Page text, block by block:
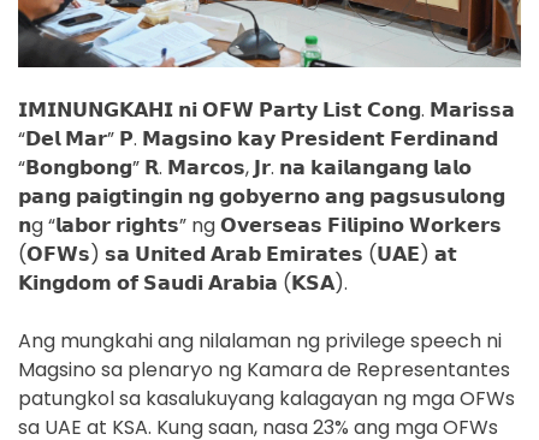
𝗜𝗠𝗜𝗡𝗨𝗡𝗚𝗞𝗔𝗛𝗜 𝗻𝗶 𝗢𝗙𝗪 𝗣𝗮𝗿𝘁𝘆 𝗟𝗶𝘀𝘁 𝗖𝗼𝗻𝗴. 𝗠𝗮𝗿𝗶𝘀𝘀𝗮
“𝗗𝗲𝗹 𝗠𝗮𝗿” 𝗣. 𝗠𝗮𝗴𝘀𝗶𝗻𝗼 𝗸𝗮𝘆 𝗣𝗿𝗲𝘀𝗶𝗱𝗲𝗻𝘁 𝗙𝗲𝗿𝗱𝗶𝗻𝗮𝗻𝗱
“𝗕𝗼𝗻𝗴𝗯𝗼𝗻𝗴” 𝗥. 𝗠𝗮𝗿𝗰𝗼𝘀, 𝗝𝗿. 𝗻𝗮 𝗸𝗮𝗶𝗹𝗮𝗻𝗴𝗮𝗻𝗴 𝗹𝗮𝗹𝗼
𝗽𝗮𝗻𝗴 𝗽𝗮𝗶𝗴𝘁𝗶𝗻𝗴𝗶𝗻 𝗻𝗴 𝗴𝗼𝗯𝘆𝗲𝗿𝗻𝗼 𝗮𝗻𝗴 𝗽𝗮𝗴𝘀𝘂𝘀𝘂𝗹𝗼𝗻𝗴
𝗻g “𝗹𝗮𝗯𝗼𝗿 𝗿𝗶𝗴𝗵𝘁𝘀” ng 𝗢𝘃𝗲𝗿𝘀𝗲𝗮𝘀 𝗙𝗶𝗹𝗶𝗽𝗶𝗻𝗼 𝗪𝗼𝗿𝗸𝗲𝗿𝘀
(𝗢𝗙𝗪𝘀) 𝘀𝗮 𝗨𝗻𝗶𝘁𝗲𝗱 𝗔𝗿𝗮𝗯 𝗘𝗺𝗶𝗿𝗮𝘁𝗲𝘀 (𝗨𝗔𝗘) 𝗮𝘁
𝗞𝗶𝗻𝗴𝗱𝗼𝗺 𝗼𝗳 𝗦𝗮𝘂𝗱𝗶 𝗔𝗿𝗮𝗯𝗶𝗮 (𝗞𝗦𝗔).
Ang mungkahi ang nilalaman ng privilege speech ni
Magsino sa plenaryo ng Kamara de Representantes
patungkol sa kasalukuyang kalagayan ng mga OFWs
sa UAE at KSA. Kung saan, nasa 23% ang mga OFWs